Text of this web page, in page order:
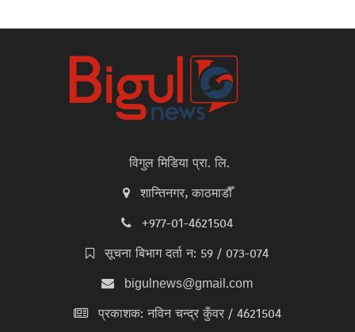
विगुल मिडिया प्रा. लि.
शान्तिनगर, काठमाडौँ
+977-01-4621504
सूचना बिभाग दर्ता न: 59 / 073-074
bigulnews@gmail.com
प्रकाशक: नविन चन्द्र कुँवर / 4621504